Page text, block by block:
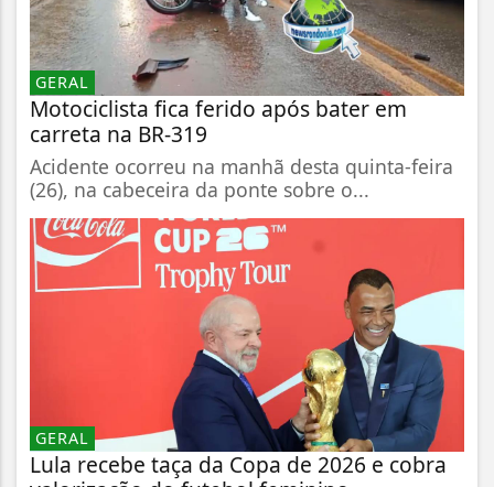
GERAL
Motociclista fica ferido após bater em
carreta na BR-319
Acidente ocorreu na manhã desta quinta-feira
(26), na cabeceira da ponte sobre o...
GERAL
Lula recebe taça da Copa de 2026 e cobra